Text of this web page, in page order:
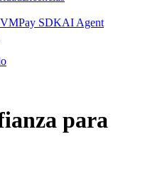
Pay SDKAI Agent
para